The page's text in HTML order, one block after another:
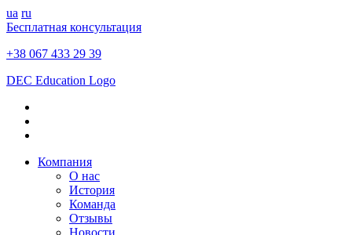
ua ru
Бесплатная консультация
+38 067 433 29 39
DEC Education Logo
Компания
О нас
История
Команда
Отзывы
Новости